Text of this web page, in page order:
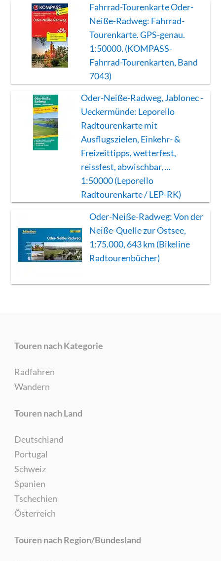
Fahrrad-Tourenkarte Oder-
Neiße-Radweg: Fahrrad-
Tourenkarte. GPS-genau.
1:50000. (KOMPASS-
Fahrrad-Tourenkarten, Band
7043)
Oder-Neiße-Radweg, Jablonec -
Ueckermünde: Leporello
Radtourenkarte mit
Ausflugszielen, Einkehr- &
Freizeittipps, wetterfest,
reissfest, abwischbar, ...
1:50000 (Leporello
Radtourenkarte / LEP-RK)
Oder-Neiße-Radweg: Von der
Neiße-Quelle zur Ostsee,
1:75.000, 643 km (Bikeline
Radtourenbücher)
Touren nach Kategorie
Radfahren
Wandern
Touren nach Land
Deutschland
Portugal
Schweiz
Spanien
Tschechien
Österreich
Touren nach Region/Bundesland